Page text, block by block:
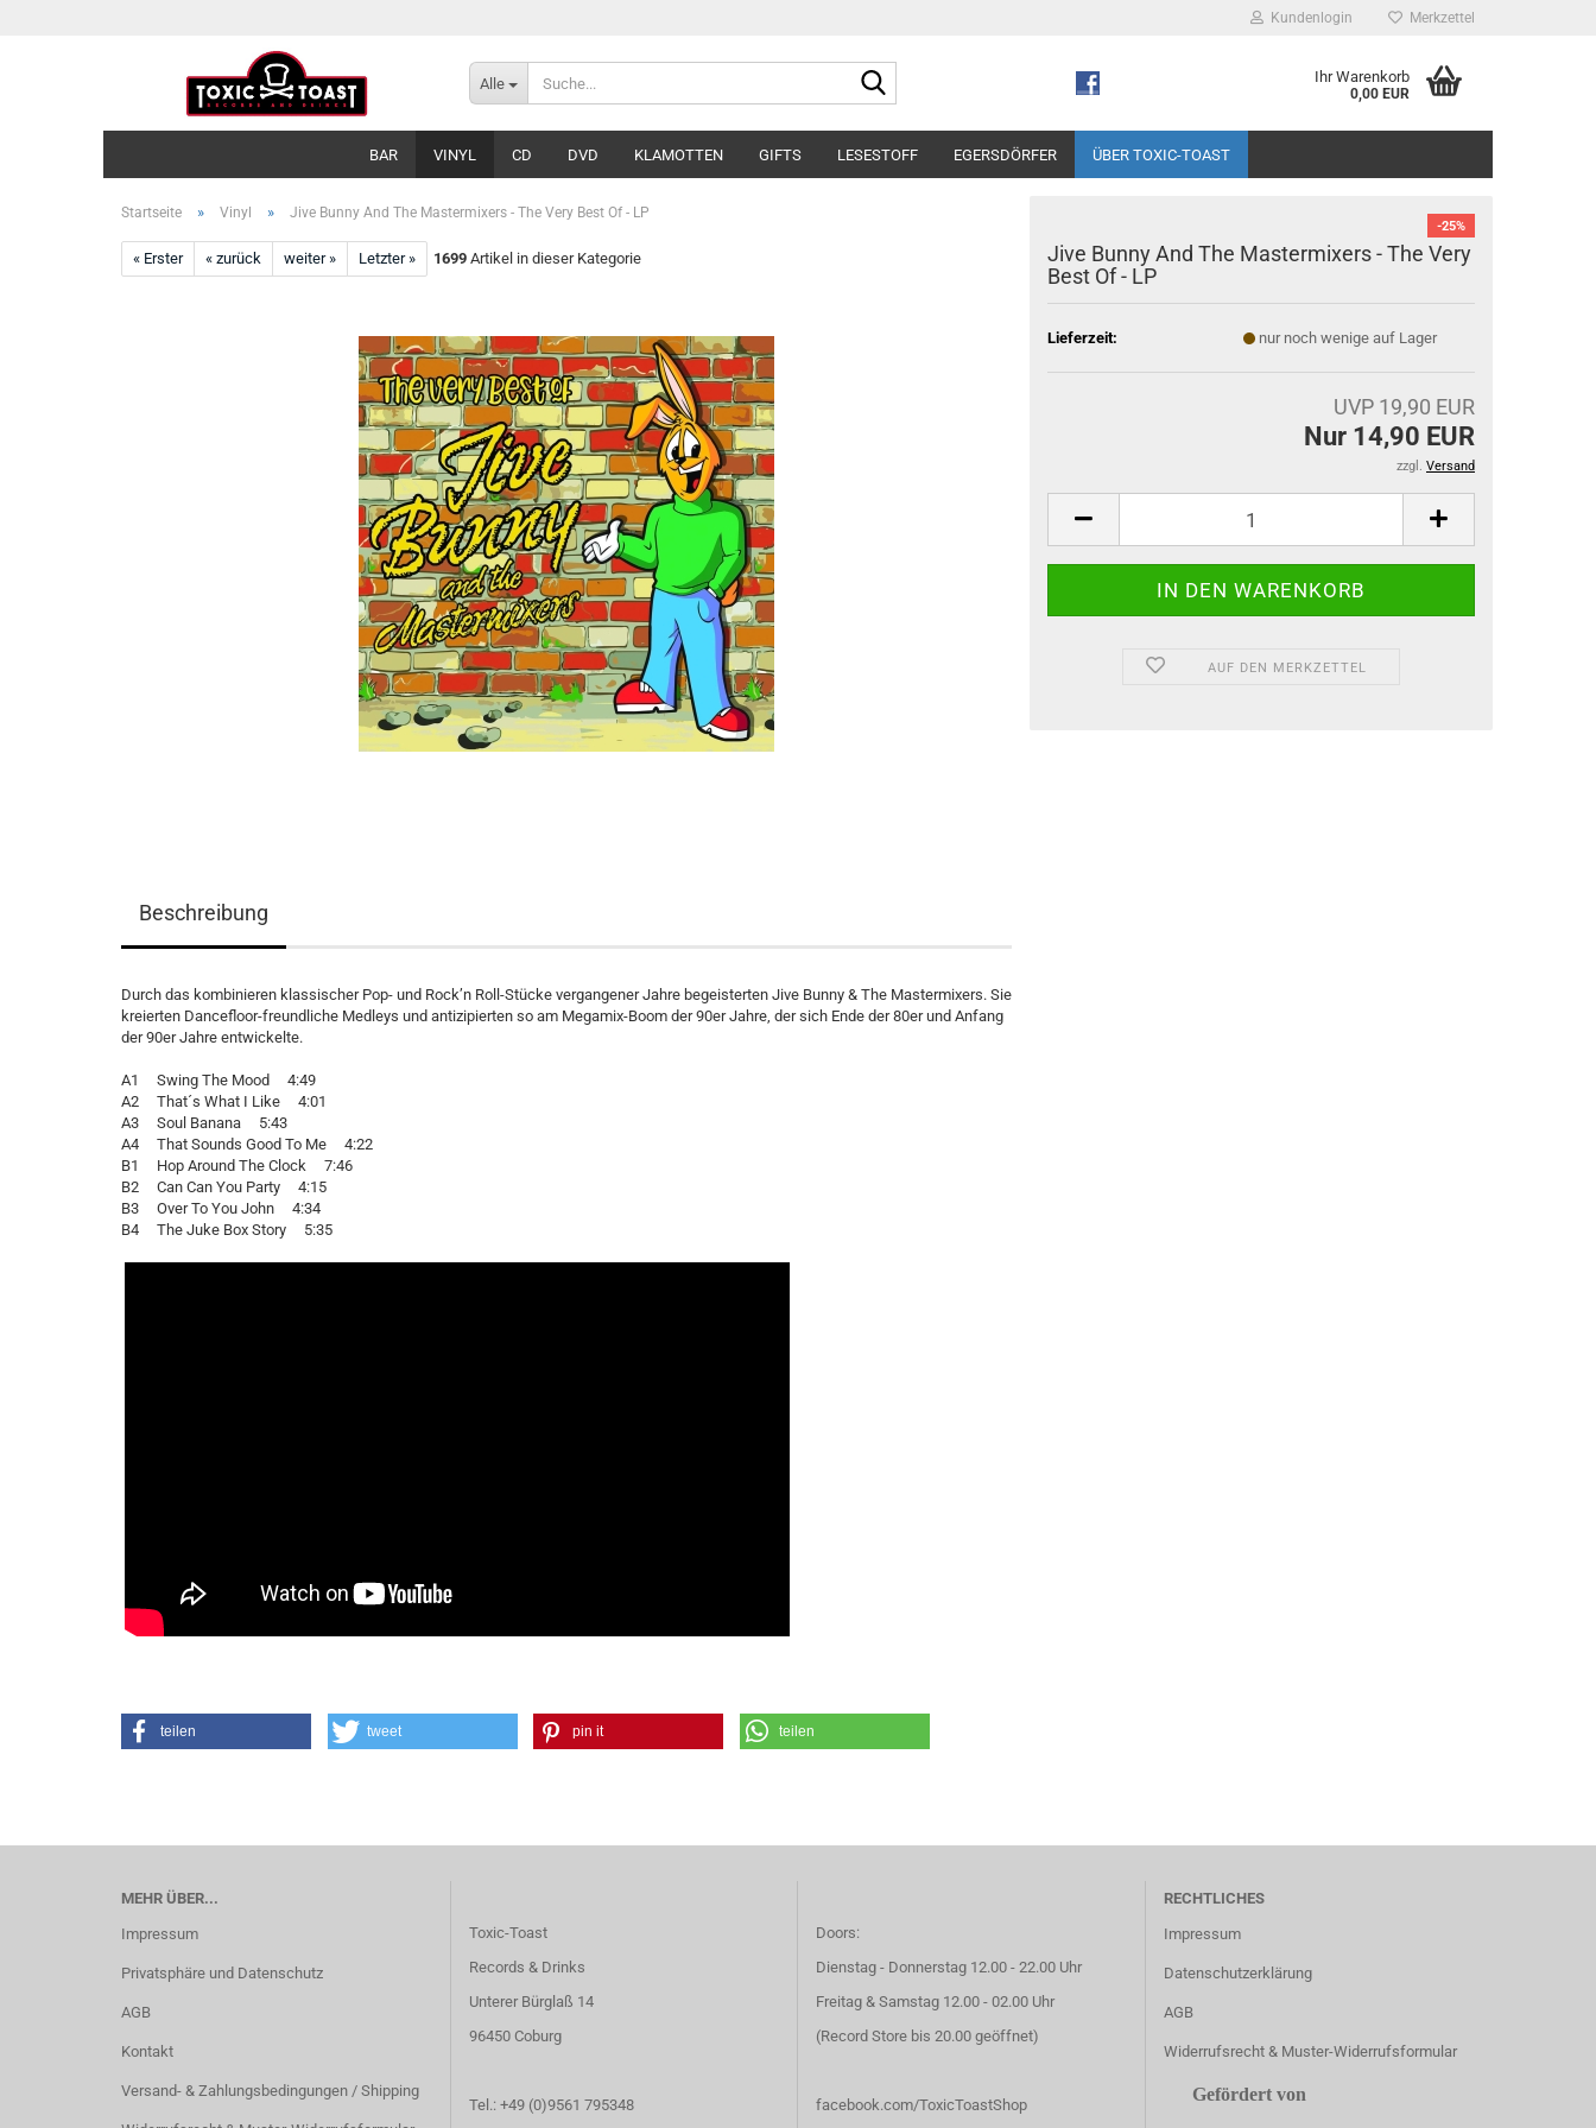
Kundenlogin Merkzettel
Alle Ihr Warenkorb
0,00 EUR
BAR VINYL CD DVD KLAMOTTEN GIFTS LESESTOFF EGERSDÖRFER ÜBER TOXIC-TOAST
Startseite » Vinyl » Jive Bunny And The Mastermixers - The Very Best Of - LP
« Erster « zurück weiter » Letzter » 1699 Artikel in dieser Kategorie
-25%
Jive Bunny And The Mastermixers - The Very
Best Of - LP
Lieferzeit: nur noch wenige auf Lager
UVP 19,90 EUR
Nur 14,90 EUR
zzgl. Versand
AUF DEN MERKZETTEL
Beschreibung
Durch das kombinieren klassischer Pop- und Rock’n Roll-Stücke vergangener Jahre begeisterten Jive Bunny & The Mastermixers. Sie
kreierten Dancefloor-freundliche Medleys und antizipierten so am Megamix-Boom der 90er Jahre, der sich Ende der 80er und Anfang
der 90er Jahre entwickelte.
A1 Swing The Mood 4:49
A2 That´s What I Like 4:01
A3 Soul Banana 5:43
A4 That Sounds Good To Me 4:22
B1 Hop Around The Clock 7:46
B2 Can Can You Party 4:15
B3 Over To You John 4:34
B4 The Juke Box Story 5:35
teilen tweet pin it teilen
MEHR ÜBER...
Impressum
Privatsphäre und Datenschutz
AGB
Kontakt
Versand- & Zahlungsbedingungen / Shipping
Toxic-Toast
Records & Drinks
Unterer Bürglaß 14
96450 Coburg
Tel.: +49 (0)9561 795348
Doors:
Dienstag - Donnerstag 12.00 - 22.00 Uhr
Freitag & Samstag 12.00 - 02.00 Uhr
(Record Store bis 20.00 geöffnet)
facebook.com/ToxicToastShop
RECHTLICHES
Impressum
Datenschutzerklärung
AGB
Widerrufsrecht & Muster-Widerrufsformular
Gefördert von